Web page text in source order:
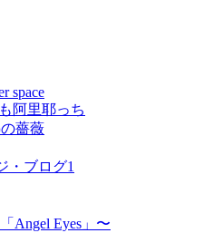
space
阿里耶っち
の薔薇
・ブログ1
Angel Eyes」〜